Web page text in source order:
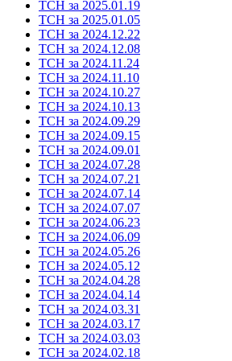
ТСН за 2025.01.19
ТСН за 2025.01.05
ТСН за 2024.12.22
ТСН за 2024.12.08
ТСН за 2024.11.24
ТСН за 2024.11.10
ТСН за 2024.10.27
ТСН за 2024.10.13
ТСН за 2024.09.29
ТСН за 2024.09.15
ТСН за 2024.09.01
ТСН за 2024.07.28
ТСН за 2024.07.21
ТСН за 2024.07.14
ТСН за 2024.07.07
ТСН за 2024.06.23
ТСН за 2024.06.09
ТСН за 2024.05.26
ТСН за 2024.05.12
ТСН за 2024.04.28
ТСН за 2024.04.14
ТСН за 2024.03.31
ТСН за 2024.03.17
ТСН за 2024.03.03
ТСН за 2024.02.18